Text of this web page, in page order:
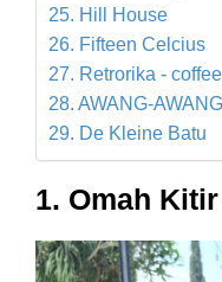
25. Hill House
26. Fifteen Celcius
27. Retrorika -
28. AWANG-
29. De Kleine Batu
1. Omah Kitir